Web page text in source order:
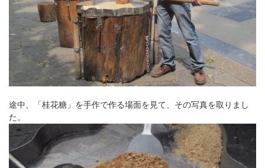
途中、「桂花糖」を手作で作る場面を見て、その写真を取りまし
た。